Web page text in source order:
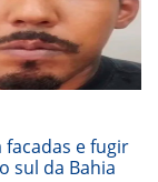
e fugir
sul da Bahia